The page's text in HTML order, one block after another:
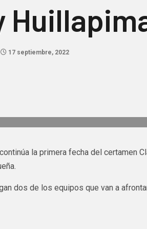
17 septiembre, 2022
la primera fecha del certamen
dos de los equipos que van a